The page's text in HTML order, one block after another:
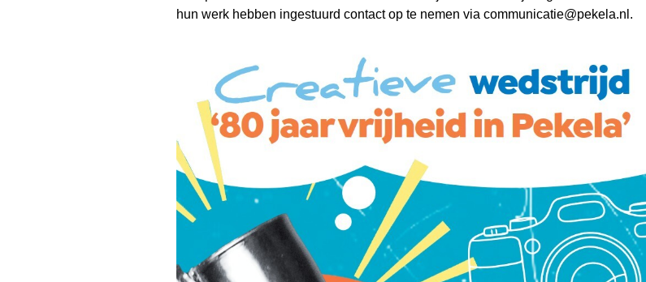
hun werk hebben ingestuurd contact op te nemen via communicatie@pekela.nl.